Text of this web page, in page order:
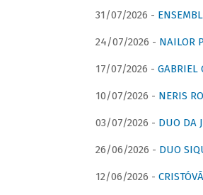
31/07/2026 -
24/07/2026 - NAILOR
17/07/2026 -
10/07/2026 - NERIS
03/07/2026 - DUO DA
26/06/2026 - DUO
12/06/2026 -